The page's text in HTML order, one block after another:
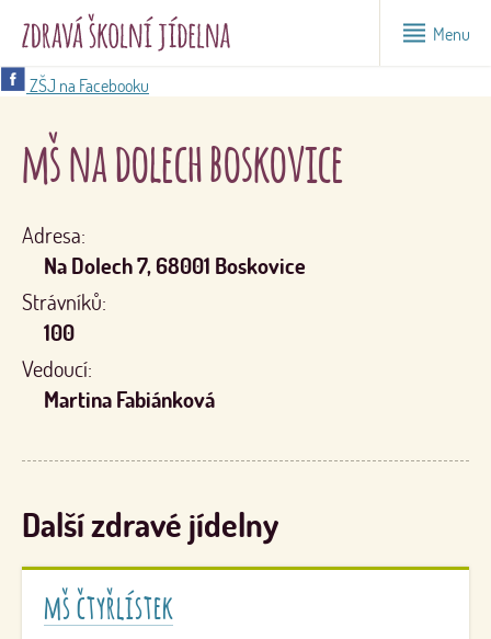
Menu
ZŠJ na Facebooku
mš na dolech boskovice
Adresa:
Na Dolech 7, 68001 Boskovice
Strávníků:
100
Vedoucí:
Martina Fabiánková
Další zdravé jídelny
mš čtyřlístek